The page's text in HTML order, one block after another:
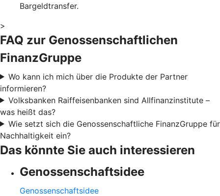
Bargeldtransfer.
>
FAQ zur Genossenschaftlichen
FinanzGruppe
Wo kann ich mich über die Produkte der Partner
informieren?
Volksbanken Raiffeisenbanken sind Allfinanzinstitute –
was heißt das?
Wie setzt sich die Genossenschaftliche FinanzGruppe für
Nachhaltigkeit ein?
Das könnte Sie auch interessieren
Genossenschaftsidee
Genossenschaftsidee